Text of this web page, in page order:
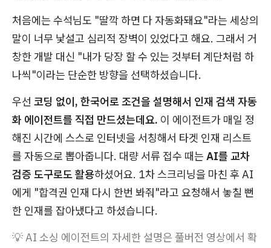
처음에는 수석님도 "딸깍 하면 다 자동화돼요"라는 세상의
말이 너무 낯설고 심리적 장벽이 있었다고 해요. 그래서 거
창한 개발 대신 "내가 당장 할 수 있는 것부터 계단처럼 하
나씩"이라는 단순한 방향을 선택하셨습니다.
우선 코딩 없이, 한국어로 조건을 설명해서 인재 검색 자동
화 에이전트를 직접 만드셨는데요. 이 에이전트가 매일 정
해진 시간에 스스로 인터넷을 서칭해서 타겟 인재 리스트
를 자동으로 뽑아줍니다. 대량 서류 접수 때는 AI를 교차
검증 도구로도 활용하셨어요. 1차 스크리닝을 마친 후 AI
에게 "합격권 인재 다시 한번 봐줘"라고 요청해서 놓칠 뻔
한 인재를 잡아냈다고 하셨습니다.
💡 AI 소싱 에이전트의 자세한 설명은 풀버전 영상에서 확